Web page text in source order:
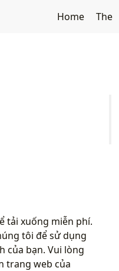
Home The
tải xuống miễn phí.
tôi để sử dụng
của bạn. Vui lòng
trang web của